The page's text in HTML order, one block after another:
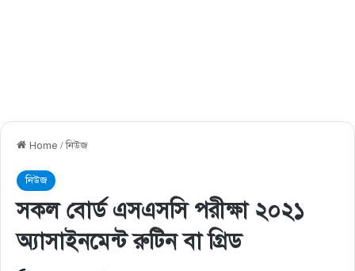
Home /নিউজ
নিউজ
সকল বোর্ড এসএসসি পরীক্ষা ২০২১
অ্যাসাইনমেন্ট রুটিন বা গ্রিড